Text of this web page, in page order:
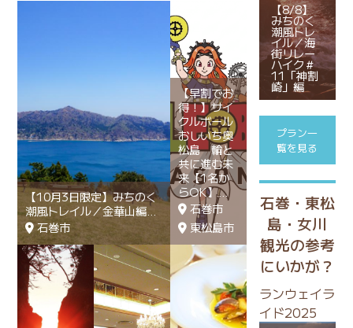
【10月3日限定】みちのく
潮風トレイル／金華山編
石巻市
【早割でお
得！】サイ
クルボール
おしいち奥
松島 輪と
共に進む未
来【1名か
らOK】
石巻市
東松島市
【8/8】
みちのく
潮風トレ
イル／海
街リレー
ハイク＃
11「神割
崎」編
プラン一
覧を見る
石巻・東松
島・女川
観光の参考
にいかが？
ランウェイラ
イド2025